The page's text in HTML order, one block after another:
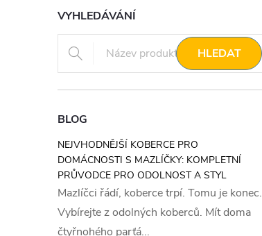
VYHLEDÁVÁNÍ
HLEDAT
BLOG
NEJVHODNĚJŠÍ KOBERCE PRO
DOMÁCNOSTI S MAZLÍČKY: KOMPLETNÍ
PRŮVODCE PRO ODOLNOST A STYL
Mazlíčci řádí, koberce trpí. Tomu je konec.
Vybírejte z odolných koberců. Mít doma
čtyřnohého parťá...